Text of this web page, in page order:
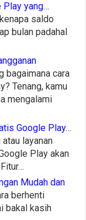
Play yang…
saldo
bulan padahal
bagaimana cara
Tenang, kamu
mengalami
Google Play…
layanan
Play akan
Mudah dan
berhenti
bakal kasih